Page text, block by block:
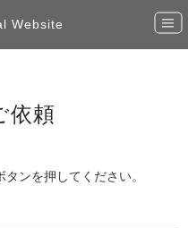
Website |||
依頼
ンを押してください。